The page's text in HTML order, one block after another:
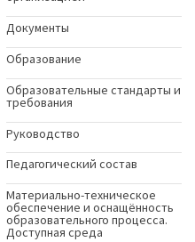
Документы
Образование
Образовательные стандарты и
требования
Руководство
Педагогический состав
Материально-техническое
обеспечение и оснащённость
образовательного процесса.
Доступная среда